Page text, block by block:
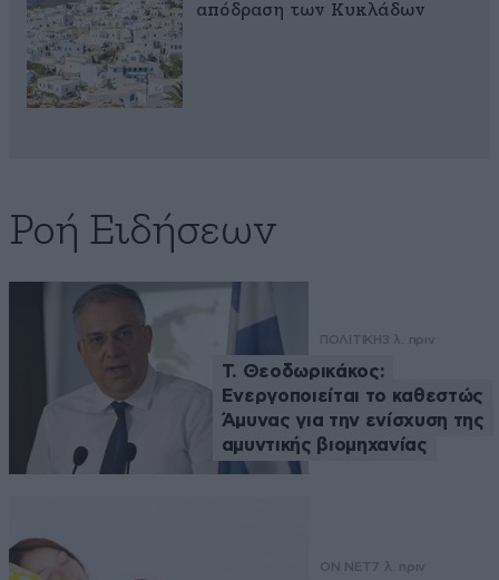
απόδραση των Κυκλάδων
Ροή Ειδήσεων
ΠΟΛΙΤΙΚΗ3 λ. πριν
Τ. Θεοδωρικάκος:
Ενεργοποιείται το καθεστώς
Άμυνας για την ενίσχυση της
αμυντικής βιομηχανίας
ON NET7 λ. πριν